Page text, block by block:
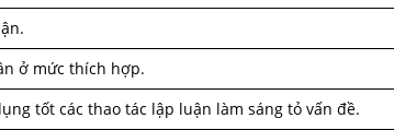
ở mức thích hợp.
tốt các thao tác lập luận làm sáng tỏ vấn đề.